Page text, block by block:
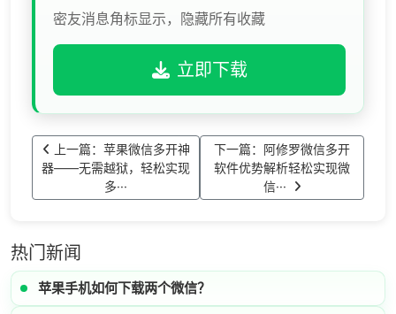
密友消息角标显示，隐藏所有收藏
立即下载
上一篇：苹果微信多开神
器——无需越狱，轻松实现
多···
下一篇：阿修罗微信多开
软件优势解析轻松实现微
信···
热门新闻
苹果手机如何下载两个微信？